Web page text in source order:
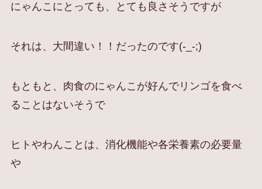
にゃんこにとっても、とても良さそうですが
それは、大間違い！！だったのです(-_-;)
もともと、肉食のにゃんこが好んでリンゴを食べ
ることはないそうで
ヒトやわんことは、消化機能や各栄養素の必要量
や